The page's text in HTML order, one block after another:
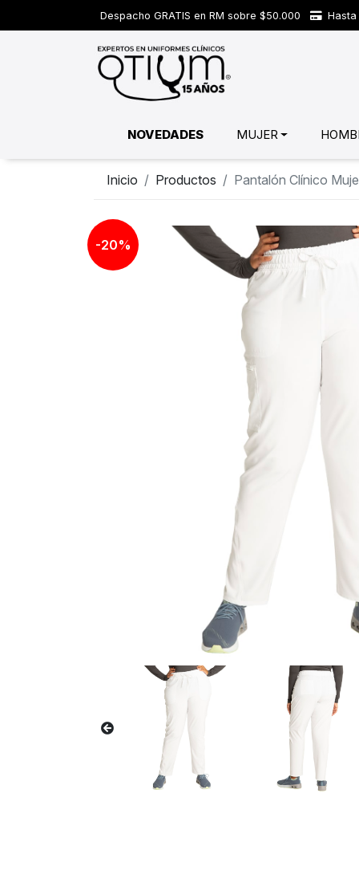
Despacho GRATIS en RM sobre $50.000
NOVEDADES MUJER
Inicio Productos Pantalón Clínico
-20%